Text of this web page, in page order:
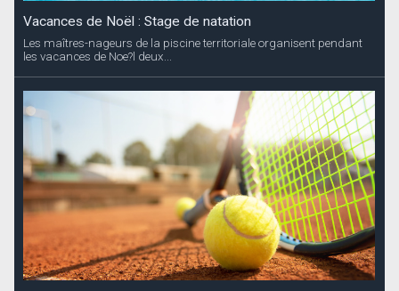
Vacances de Noël : Stage de natation
Les maîtres-nageurs de la piscine territoriale organisent pendant
les vacances de Noe?l deux...